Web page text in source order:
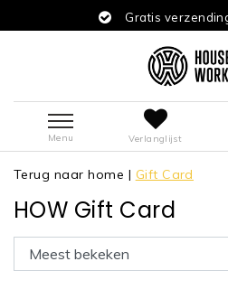
Gratis
Menu Verlanglijst
Terug naar home | Gift Card
HOW Gift Card